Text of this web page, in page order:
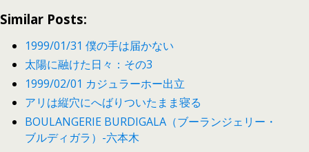
Similar Posts:
1999/01/31 僕の手は届かない
太陽に融けた日々：その3
1999/02/01 カジュラーホー出立
アリは縦穴にへばりついたまま寝る
BOULANGERIE BURDIGALA（ブーランジェリー・
ブルディガラ）-六本木